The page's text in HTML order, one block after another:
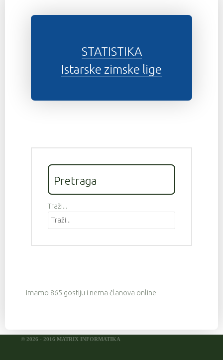
STATISTIKA
Istarske zimske lige
Pretraga
Traži...
Imamo 865 gostiju i nema članova online
© 2026 - 2016 MATRIX INFORMATIKA